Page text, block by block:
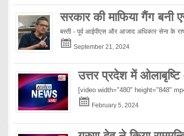
सरकार की माफिया गैंग बनी
बस्ती - पूर्व आईपीएस और आजाद अधिकार सेना के
September 21, 2024
उत्तर प्रदेश में
[video width="480" height="848"
February 5, 2024